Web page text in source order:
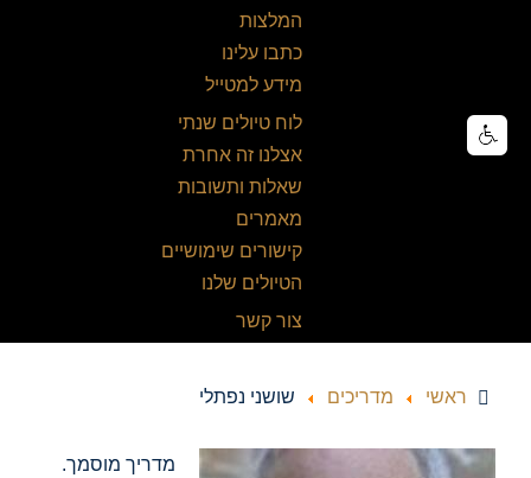
המלצות
כתבו עלינו
מידע למטייל
לוח טיולים שנתי
אצלנו זה אחרת
שאלות ותשובות
מאמרים
קישורים שימושיים
הטיולים שלנו
צור קשר
ראשי מדריכים שושני נפתלי
מדריך מוסמך.